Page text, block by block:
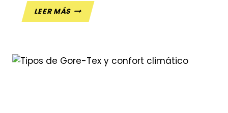
LEER MÁSPOLARTEC®
TECNOLOGÍA